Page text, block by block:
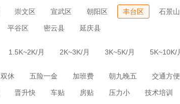
崇文区 宣武区 朝阳区 丰台区 石景
平谷区 密云县 延庆县
1.5K~2K/月 2K~3K/月 3K~5K/月 5K~10K/
双休 五险一金 加班费 朝九晚五 交通方便
晋升快 车贴 房贴 压力小 技术培训